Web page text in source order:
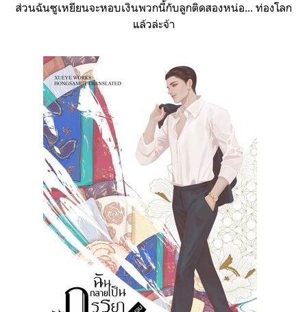
ส่วนฉันซูเหยียนจะหอบเงินพวกนี้กับลูกติดสองหน่อ... ท่องโลก
แล้วล่ะจ้า